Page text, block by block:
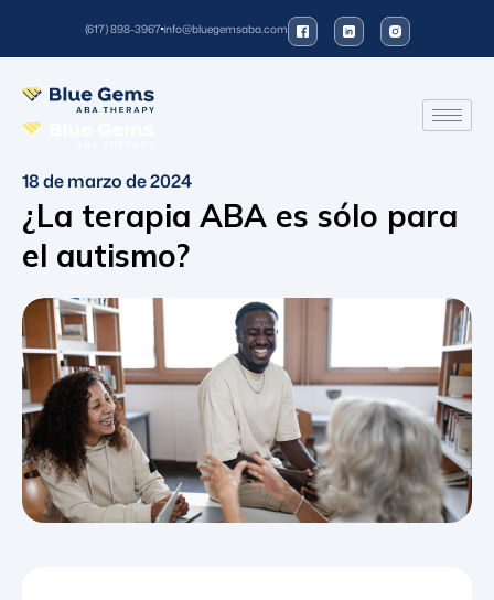
(617) 898-3967info@bluegemsaba.com
18 de marzo de 2024
¿La terapia ABA es sólo para
el autismo?